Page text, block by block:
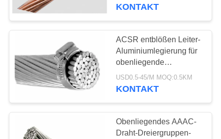
QUALITÄTSKONTROLLE
TRETEN
SIE
MIT
IN
VERBINDUNG
Mineralisolierte
Kabel
63
KONTAKT
ACSR entblößen Leiter-
Aluminiumlegierung für
obenliegende
Fernleitung BS215
USD0.5-45/M MOQ:0.5KM
KONTAKT
Obenliegendes AAAC-
Draht-Dreiergruppen-